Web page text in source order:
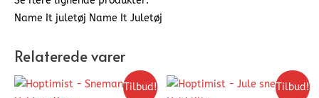
Name It juletøj Name It Juletøj
Relaterede varer
Tilbud! Tilbud!